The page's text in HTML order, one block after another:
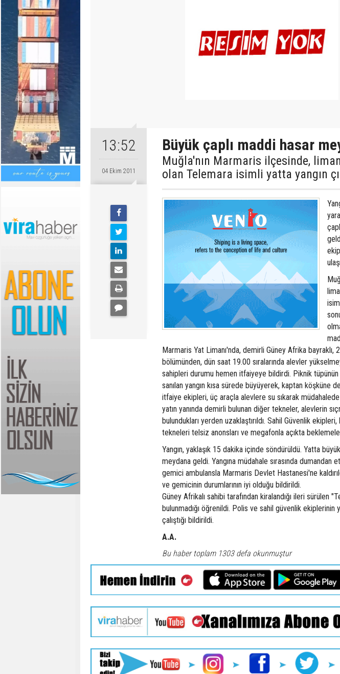
13:52
04 Ekim 2011
Büyük çaplı maddi hasar
Muğla'nın Marmaris ilçesinde,
olan Telemara isimli yatta yangın
Marmaris Yat Limanı'nda, demirli Güney Afrika bayraklı,
bölümünden, dün saat 19.00 sıralarında alevler
sahipleri durumu hemen itfaiyeye bildirdi. Piknik tüpünün
sanılan yangın kısa sürede büyüyerek, kaptan köşküne
itfaiye ekipleri, üç araçla alevlere su sıkarak
yatın yanında demirli bulunan diğer tekneler, alevlerin
bulundukları yerden uzaklaştırıldı. Sahil Güvenlik
tekneleri telsiz anonsları ve megafonla açıkta
Yangın, yaklaşık 15 dakika içinde söndürüldü. Yatta
meydana geldi. Yangına müdahale sırasında
gemici ambulansla Marmaris Devlet Hastanesi'ne
ve gemicinin durumlarının iyi olduğu bildirildi.
Güney Afrikalı sahibi tarafından kiralandığı ileri sürülen
bulunmadığı öğrenildi. Polis ve sahil güvenlik ekiplerinin
çalıştığı bildirildi.
A.A.
Bu haber toplam 1303 defa okunmuştur